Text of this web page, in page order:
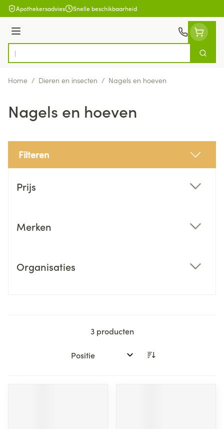
Ga naar de inhoud
Apothekersadvies Snelle beschikbaarheid
Menu
Product, merk, categorie...
Zoek
Home / Dieren en insecten / Nagels en hoeven
Nagels en hoeven
Filteren
Prijs
Merken
Organisaties
3producten
Sorteer op: